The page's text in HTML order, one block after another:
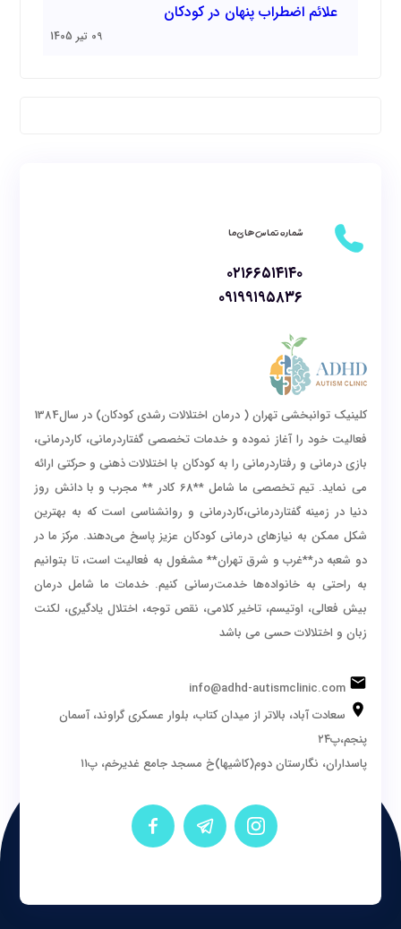
علائم اضطراب پنهان در کودکان
09 تیر 1405
شماره تماس های ما
۰۲۱۶۶۵۱۴۱۴۰
۰۹۱۹۹۱۹۵۸۳۶
کلینیک توانبخشی تهران ( درمان اختلالات رشدی کودکان) در سال1384
فعالیت خود را آغاز نموده و خدمات تخصصی گفتاردرمانی، کاردرمانی،
بازی درمانی و رفتاردرمانی را به کودکان با اختلالات ذهنی و حرکتی ارائه
می نماید. تیم تخصصی ما شامل **68 کادر ** مجرب و با دانش روز
دنیا در زمینه گفتاردرمانی،کاردرمانی و روانشناسی است که به بهترین
شکل ممکن به نیازهای درمانی کودکان عزیز پاسخ می‌دهند. مرکز ما در
دو شعبه در**غرب و شرق تهران** مشغول به فعالیت است، تا بتوانیم
به راحتی به خانواده‌ها خدمت‌رسانی کنیم. خدمات ما شامل درمان
بیش فعالی، اوتیسم، تاخیر کلامی، نقص توجه، اختلال یادگیری، لکنت
زبان و اختلالات حسی می باشد
info@adhd-autismclinic.com
سعادت آباد، بالاتر از میدان کتاب، بلوار عسکری گراوند، آسمان
پنجم،پ۲۴
پاسداران، نگارستان دوم(کاشیها)خ مسجد جامع غدیرخم، پ۱۱